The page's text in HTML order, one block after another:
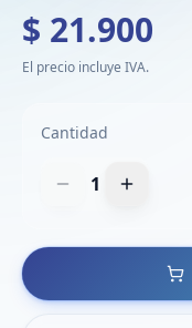
$ 21.900
El precio incluye IVA.
Cantidad
1